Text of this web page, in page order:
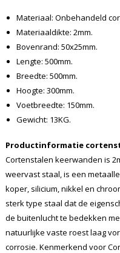
Materiaal: Onbehandeld
Materiaaldikte: 2mm.
Bovenrand: 50x25mm.
Lengte: 500mm.
Breedte: 500mm.
Hoogte: 300mm.
Voetbreedte: 150mm.
Gewicht: 13KG.
Productinformatie
Cortenstalen keerwanden is
weervast staal, is een
koper, silicium, nikkel en
sterk type staal dat de
de buitenlucht te bedekken
natuurlijke vaste roest laag
corrosie. Kenmerkend voor